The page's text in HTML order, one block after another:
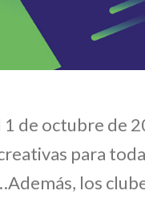
de octubre de
para
los